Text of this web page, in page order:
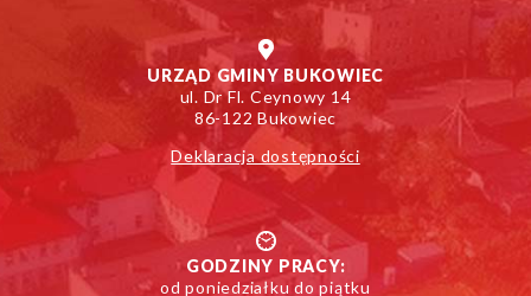
URZĄD GMINY BUKOWIEC
ul. Dr Fl. Ceynowy 14
86-122 Bukowiec
Deklaracja dostępności
GODZINY PRACY:
od poniedziałku do piątku